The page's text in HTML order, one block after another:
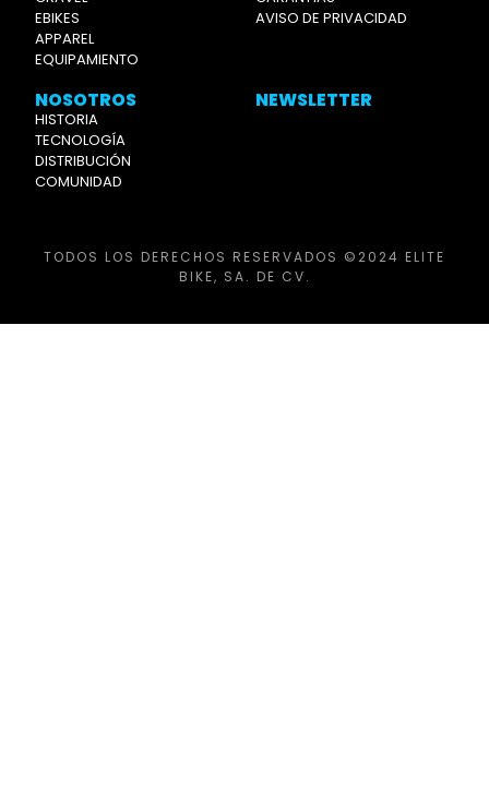
EBIKES
APPAREL
EQUIPAMIENTO
AVISO DE PRIVACIDAD
NOSOTROS
HISTORIA
TECNOLOGÍA
DISTRIBUCIÓN
COMUNIDAD
NEWSLETTER
TODOS LOS DERECHOS RESERVADOS ©2024 ELITE
BIKE, SA. DE CV.